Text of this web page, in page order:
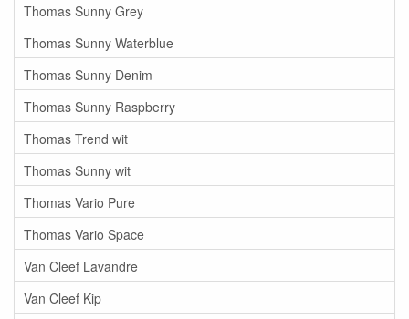
Thomas Sunny Grey
Thomas Sunny Waterblue
Thomas Sunny Denim
Thomas Sunny Raspberry
Thomas Trend wit
Thomas Sunny wit
Thomas Vario Pure
Thomas Vario Space
Van Cleef Lavandre
Van Cleef Kip